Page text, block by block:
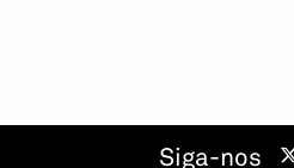
Siga-nos